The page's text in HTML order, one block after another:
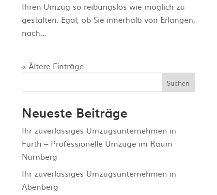
Ihren Umzug so reibungslos wie möglich zu
gestalten. Egal, ob Sie innerhalb von Erlangen,
nach...
« Ältere Einträge
Suchen
Neueste Beiträge
Ihr zuverlässiges Umzugsunternehmen in
Fürth – Professionelle Umzüge im Raum
Nürnberg
Ihr zuverlässiges Umzugsunternehmen in
Abenberg